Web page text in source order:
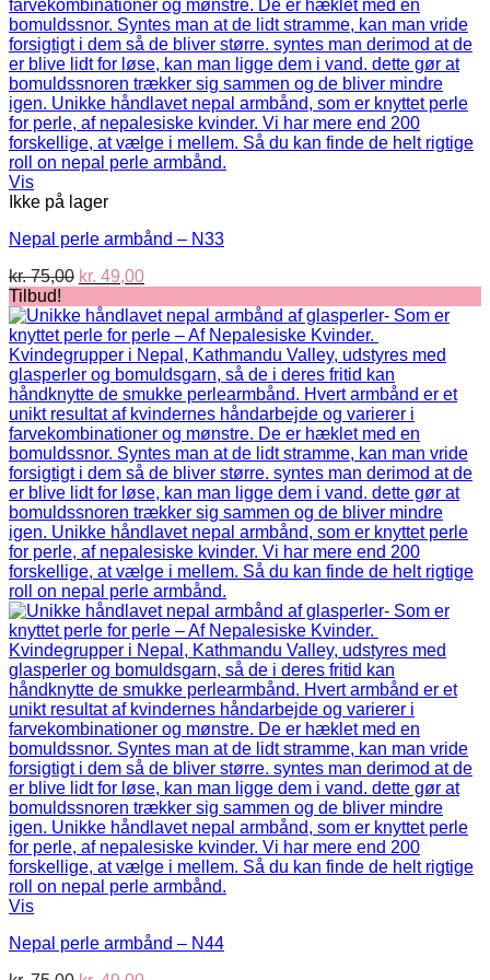
Vis
Ikke på lager
Nepal perle armbånd – N33
kr.75,00 Den
pris
var:
kr. 75,00.
kr. 49,00Den
pris
er:
kr. 49,00.
Tilbud!
Vis
Nepal perle armbånd – N44